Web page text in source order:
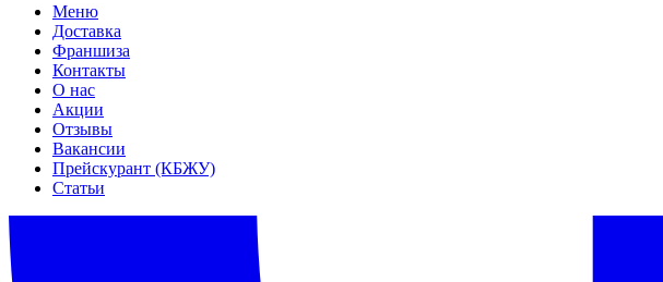
Меню
Доставка
Франшиза
Контакты
О нас
Акции
Отзывы
Вакансии
Прейскурант (КБЖУ)
Статьи